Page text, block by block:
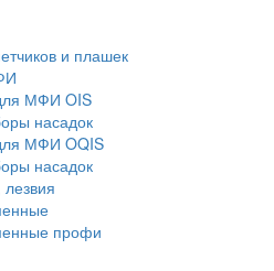
и плашек
МФИ OIS
насадок
МФИ OQIS
насадок
профи